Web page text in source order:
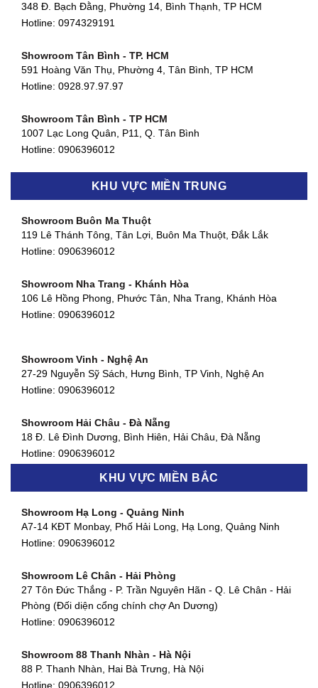
348 Đ. Bạch Đằng, Phường 14, Bình Thạnh, TP HCM
Hotline: 0974329191
Showroom Tân Bình - TP. HCM
591 Hoàng Văn Thụ, Phường 4, Tân Bình, TP HCM
Hotline: 0928.97.97.97
Showroom Tân Bình - TP HCM
1007 Lạc Long Quân, P11, Q. Tân Bình
Hotline: 0906396012
Showroom Biên Hòa - Đồng Nai
Showroom Thuận An - Bình Dương
Showroom Quận 11 - TP. HCM
Showroom Quận 4 - TP. HCM
127 Khánh Hội, Phường 3, Quận 4,TP. HCM
Showroom Quận 7 - TP. HCM
877 Huỳnh Tấn Phát, Phú Thuận, Quận 7, TP HCM
Hotline:0906396012
580 Phan Văn Trị, Phường 7, Quận 5, TP HCM
Hotline:0906396012
90 Đ. Cộng Hòa, Phường 4, Tân Bình, TP HCM
Hotline:0906396012
KHU VỰC MIỀN TRUNG
Showroom Buôn Ma Thuột
119 Lê Thánh Tông, Tân Lợi, Buôn Ma Thuột, Đắk Lắk
Hotline: 0906396012
Showroom Nha Trang - Khánh Hòa
106 Lê Hồng Phong, Phước Tân, Nha Trang, Khánh Hòa
Hotline: 0906396012
Showroom Vinh - Nghệ An
27-29 Nguyễn Sỹ Sách, Hưng Bình, TP Vinh, Nghệ An
Hotline: 0906396012
Showroom Hải Châu - Đà Nẵng
18 Đ. Lê Đình Dương, Bình Hiên, Hải Châu, Đà Nẵng
Hotline: 0906396012
Showroom Thanh Khê - Đà Nẵng
Hotline:0906396012
Showroom Cẩm Lệ - Đà Nẵng
Hotline:0906396012
Showroom Huế
54 Hùng Vương, Phú Hội, Thành phố Huế, Thừa Thiên Huế
Showroom Hà Tĩnh
KHU VỰC MIỀN BẮC
Showroom Hạ Long - Quảng Ninh
A7-14 KĐT Monbay, Phố Hải Long, Hạ Long, Quảng Ninh
Hotline: 0906396012
Showroom Lê Chân - Hải Phòng
27 Tôn Đức Thắng - P. Trần Nguyên Hãn - Q. Lê Chân - Hải
Phòng (Đối diện cổng chính chợ An Dương)
Hotline: 0906396012
Showroom 88 Thanh Nhàn - Hà Nội
88 P. Thanh Nhàn, Hai Bà Trưng, Hà Nội
Hotline: 0906396012